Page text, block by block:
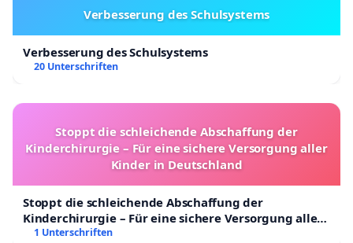
Verbesserung des Schulsystems
Verbesserung des Schulsystems
20 Unterschriften
Stoppt die schleichende Abschaffung der
Kinderchirurgie – Für eine sichere Versorgung aller
Kinder in Deutschland
Stoppt die schleichende Abschaffung der
Kinderchirurgie – Für eine sichere Versorgung aller
Kinder in Deutschland
1 Unterschriften